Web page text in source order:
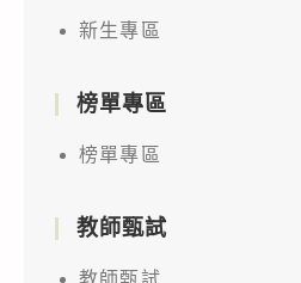
新生專區
榜單專區
榜單專區
教師甄試
教師甄試